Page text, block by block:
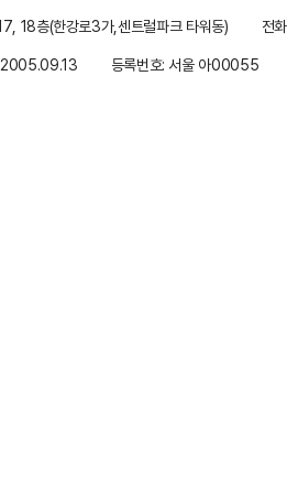
18층(한강로3가,센트럴파크 타워동)
전
2005.09.13 등록번호: 서울 아00055